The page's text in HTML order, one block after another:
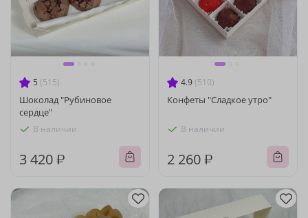
5 (515)
Шоколад "Рубиновое
сердце"
В наличии
3 420 ₽
4.9 (510)
Конфеты "Сладкое утро"
В наличии
2 260 ₽